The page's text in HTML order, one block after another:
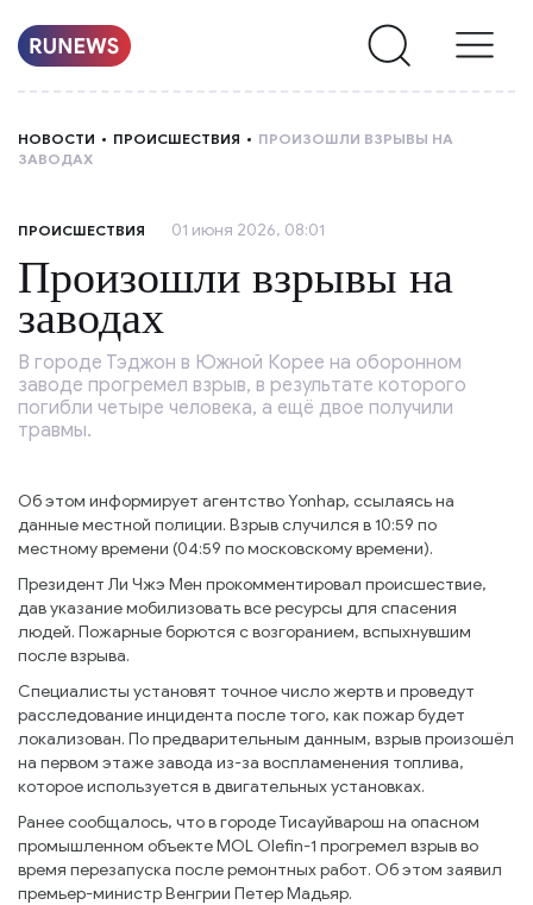
О
НАС
НОВОСТИ ПРОИСШЕСТВИЯ
ПРОИЗОШЛИ ВЗРЫВЫ НА
ЗАВОДАХ
ПРОИСШЕСТВИЯ 01 июня 2026, 08:01
Произошли взрывы на
заводах
В городе Тэджон в Южной Корее на оборонном
заводе прогремел взрыв, в результате которого
погибли четыре человека, а ещё двое получили
травмы.
Об этом информирует агентство Yonhap, ссылаясь на
данные местной полиции. Взрыв случился в 10:59 по
местному времени (04:59 по московскому времени).
Президент Ли Чжэ Мен прокомментировал происшествие,
дав указание мобилизовать все ресурсы для спасения
людей. Пожарные борются с возгоранием, вспыхнувшим
после взрыва.
Специалисты установят точное число жертв и проведут
расследование инцидента после того, как пожар будет
локализован. По предварительным данным, взрыв произошёл
на первом этаже завода из-за воспламенения топлива,
которое используется в двигательных установках.
Ранее сообщалось, что в городе Тисауйварош на опасном
промышленном объекте MOL Olefin-1 прогремел взрыв во
время перезапуска после ремонтных работ. Об этом заявил
премьер-министр Венгрии Петер Мадьяр.